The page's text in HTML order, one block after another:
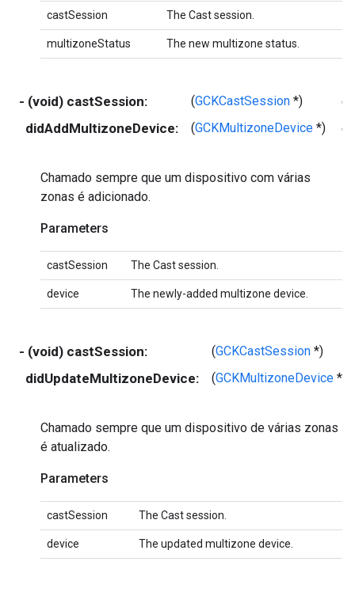
castSession The Cast session.
multizoneStatus The new multizone status.
- (void) castSession: (GCKCastSession *)
didAddMultizoneDevice: (GCKMultizoneDevice *)
Chamado sempre que um dispositivo com várias
zonas é adicionado.
Parameters
castSession The Cast session.
device The newly-added multizone device.
- (void) castSession: (GCKCastSession *)
didUpdateMultizoneDevice: (GCKMultizoneDevice *)
Chamado sempre que um dispositivo de várias zonas
é atualizado.
Parameters
castSession The Cast session.
device The updated multizone device.